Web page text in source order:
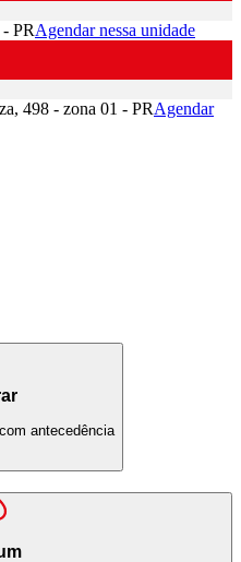
PRAgendar nessa unidade
498 - zona 01 - PRAgendar
antecedência